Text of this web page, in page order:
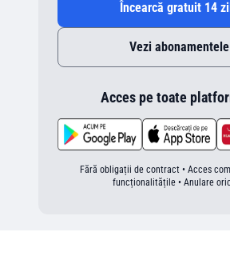
Încearcă gratuit 14
Vezi abonamentele
Acces pe toate
Fără obligații de contract • Acces
funcționalitățile • Anulare